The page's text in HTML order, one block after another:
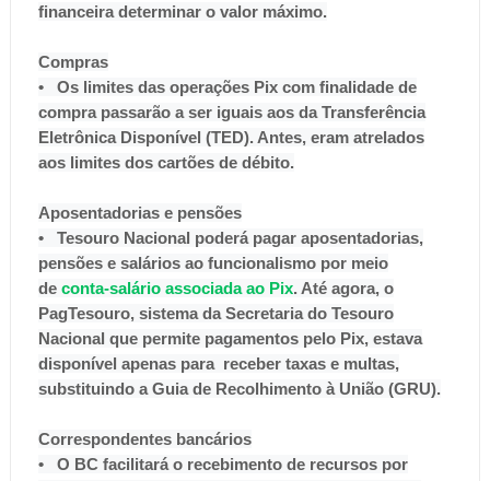
financeira determinar o valor máximo.
Compras
• Os limites das operações Pix com finalidade de
compra passarão a ser iguais aos da Transferência
Eletrônica Disponível (TED). Antes, eram atrelados
aos limites dos cartões de débito.
Aposentadorias e pensões
• Tesouro Nacional poderá pagar aposentadorias,
pensões e salários ao funcionalismo por meio
de conta-salário associada ao Pix. Até agora, o
PagTesouro, sistema da Secretaria do Tesouro
Nacional que permite pagamentos pelo Pix, estava
disponível apenas para receber taxas e multas,
substituindo a Guia de Recolhimento à União (GRU).
Correspondentes bancários
• O BC facilitará o recebimento de recursos por